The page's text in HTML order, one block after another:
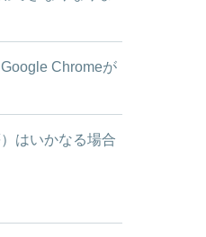
Chromeが
はいかなる場合